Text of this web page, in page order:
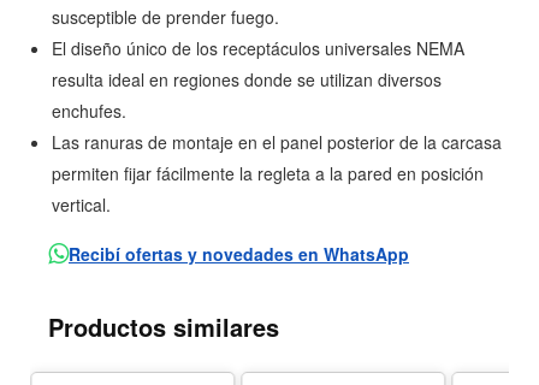
susceptible de prender fuego.
El diseño único de los receptáculos universales NEMA
resulta ideal en regiones donde se utilizan diversos
enchufes.
Las ranuras de montaje en el panel posterior de la carcasa
permiten fijar fácilmente la regleta a la pared en posición
vertical.
Recibí ofertas y novedades en WhatsApp
Productos similares